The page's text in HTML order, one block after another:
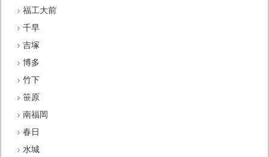
福工大前
千早
吉塚
博多
竹下
笹原
南福岡
春日
水城